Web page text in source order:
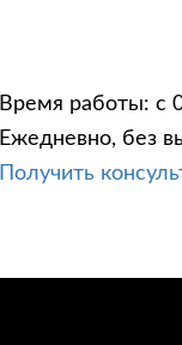
Время работы: с
Ежедневно, без
Получить